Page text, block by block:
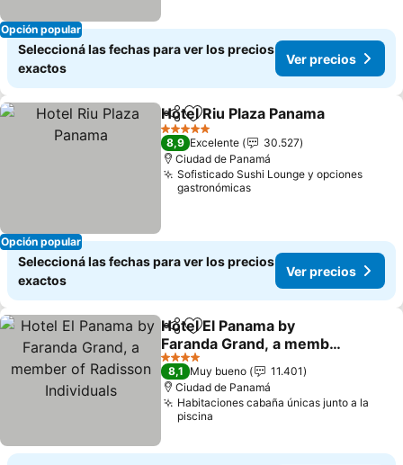
Opción popular
Seleccioná las fechas para ver los precios
exactos
Ver precios
Opción popular
CompartirAñadir a favoritos
Hotel Riu Plaza Panama
5 Estrellas
8,9 Excelente
30.527
Ciudad de Panamá
Sofisticado Sushi Lounge y opciones
gastronómicas
Seleccioná las fechas para ver los precios
exactos
Ver precios
CompartirAñadir a favoritos
Hotel El Panama by
Faranda Grand, a member
of Radisson Individuals
4 Estrellas
8,1 Muy bueno
11.401
Ciudad de Panamá
Habitaciones cabaña únicas junto a la
piscina